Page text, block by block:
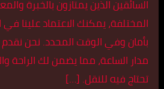
السائقين الذين يمتازون بالخبرة
المختلفة، يمكنك الاعتماد علينا
بأمان وفي الوقت المحدد. نحن
مدار الساعة، مما يضمن لك الراحة
تحتاج فيه للنقل. […]